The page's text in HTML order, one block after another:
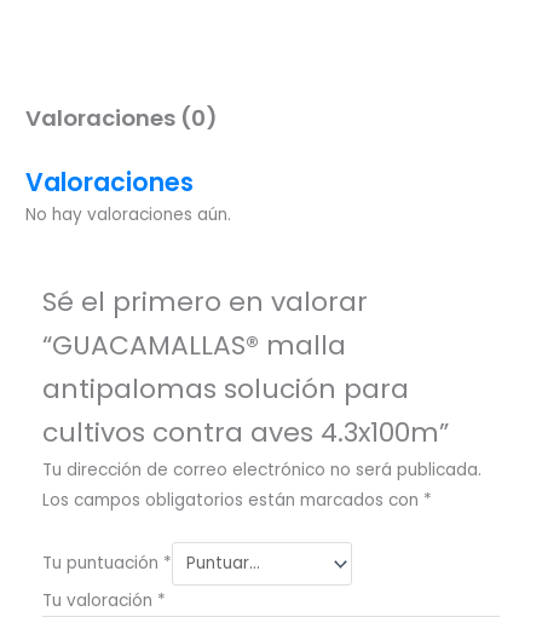
Valoraciones (0)
Valoraciones
No hay valoraciones aún.
Sé el primero en valorar
“GUACAMALLAS® malla
antipalomas solución para
cultivos contra aves 4.3x100m”
Tu dirección de correo electrónico no será publicada.
Los campos obligatorios están marcados con *
Tu puntuación *
Tu valoración *